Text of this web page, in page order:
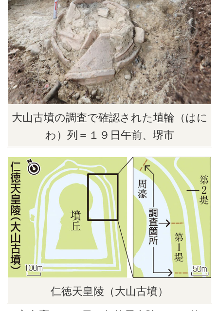
大山古墳の調査で確認された埴輪（はに
わ）列＝１９日午前、堺市
仁徳天皇陵（大山古墳）